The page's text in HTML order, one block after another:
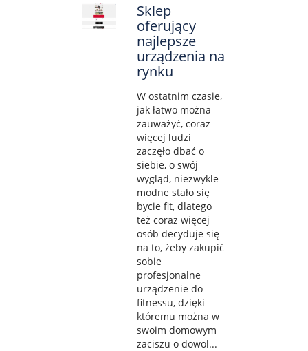
Sklep
oferujący
najlepsze
urządzenia na
rynku
W ostatnim czasie,
jak łatwo można
zauważyć, coraz
więcej ludzi
zaczęło dbać o
siebie, o swój
wygląd, niezwykle
modne stało się
bycie fit, dlatego
też coraz więcej
osób decyduje się
na to, żeby zakupić
sobie
profesjonalne
urządzenie do
fitnessu, dzięki
któremu można w
swoim domowym
zaciszu o dowol...